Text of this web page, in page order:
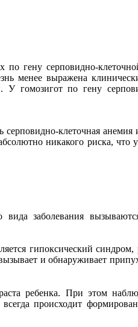
по гену серповидно-
менее выражена
гомозигот по гену
клеточная анемия
никакого риска, что
вида заболевания
гипоксический синдром,
и обнаруживает
ребенка. При этом
происходит